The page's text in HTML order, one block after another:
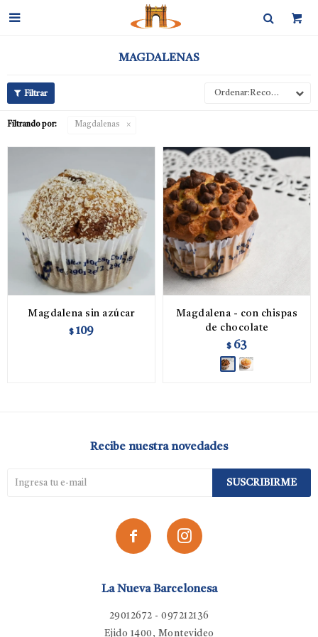

MAGDALENAS
Recomendados
Filtrando por: Magdalenas
Magdalena sin azúcar
$ 109
Magdalena - con chispas
de chocolate
$ 63
La Nueva Barcelonesa
29012672 - 097212136
Ejido 1400, Montevideo
Recibe nuestra novedades
SUSCRIBIRME
 